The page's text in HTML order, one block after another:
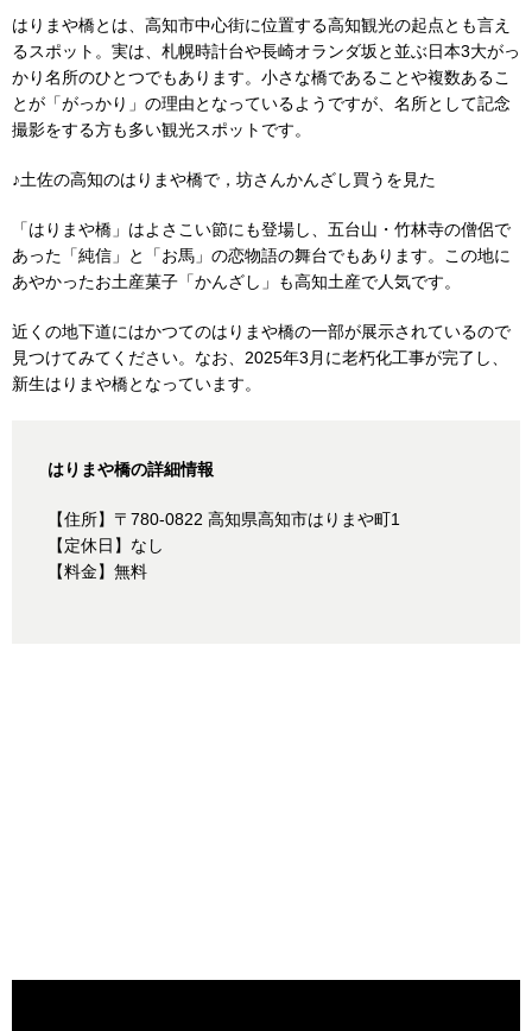
はりまや橋とは、高知市中心街に位置する高知観光の起点とも言え
るスポット。実は、札幌時計台や長崎オランダ坂と並ぶ日本3大がっ
かり名所のひとつでもあります。小さな橋であることや複数あるこ
とが「がっかり」の理由となっているようですが、名所として記念
撮影をする方も多い観光スポットです。
♪土佐の高知のはりまや橋で，坊さんかんざし買うを見た
「はりまや橋」はよさこい節にも登場し、五台山・竹林寺の僧侶で
あった「純信」と「お馬」の恋物語の舞台でもあります。この地に
あやかったお土産菓子「かんざし」も高知土産で人気です。
近くの地下道にはかつてのはりまや橋の一部が展示されているので
見つけてみてください。なお、2025年3月に老朽化工事が完了し、
新生はりまや橋となっています。
はりまや橋の詳細情報
【住所】〒780-0822 高知県高知市はりまや町1
【定休日】なし
【料金】無料